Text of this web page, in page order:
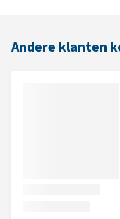
Andere klanten